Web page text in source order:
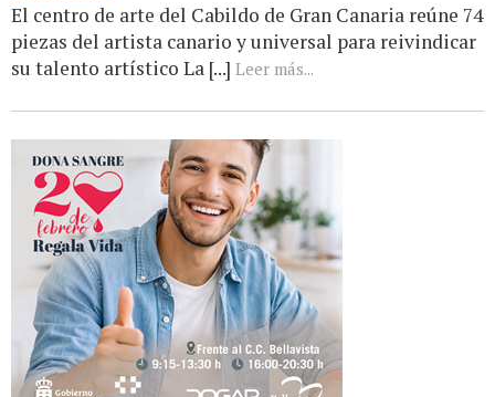
El centro de arte del Cabildo de Gran Canaria reúne 74
piezas del artista canario y universal para reivindicar
su talento artístico La [...] Leer más...